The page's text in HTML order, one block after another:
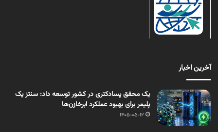
آخرین اخبار
یک محقق پسادکتری در کشور توسعه داد: سنتز یک
پلیمر برای بهبود عملکرد ابرخازن‌ها
1405-05-12